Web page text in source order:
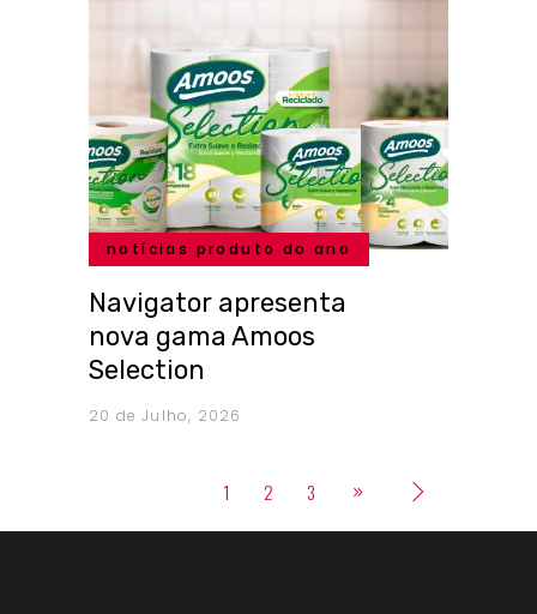
notícias produto do ano
Navigator apresenta
nova gama Amoos
Selection
20 de Julho, 2026
1 2 3